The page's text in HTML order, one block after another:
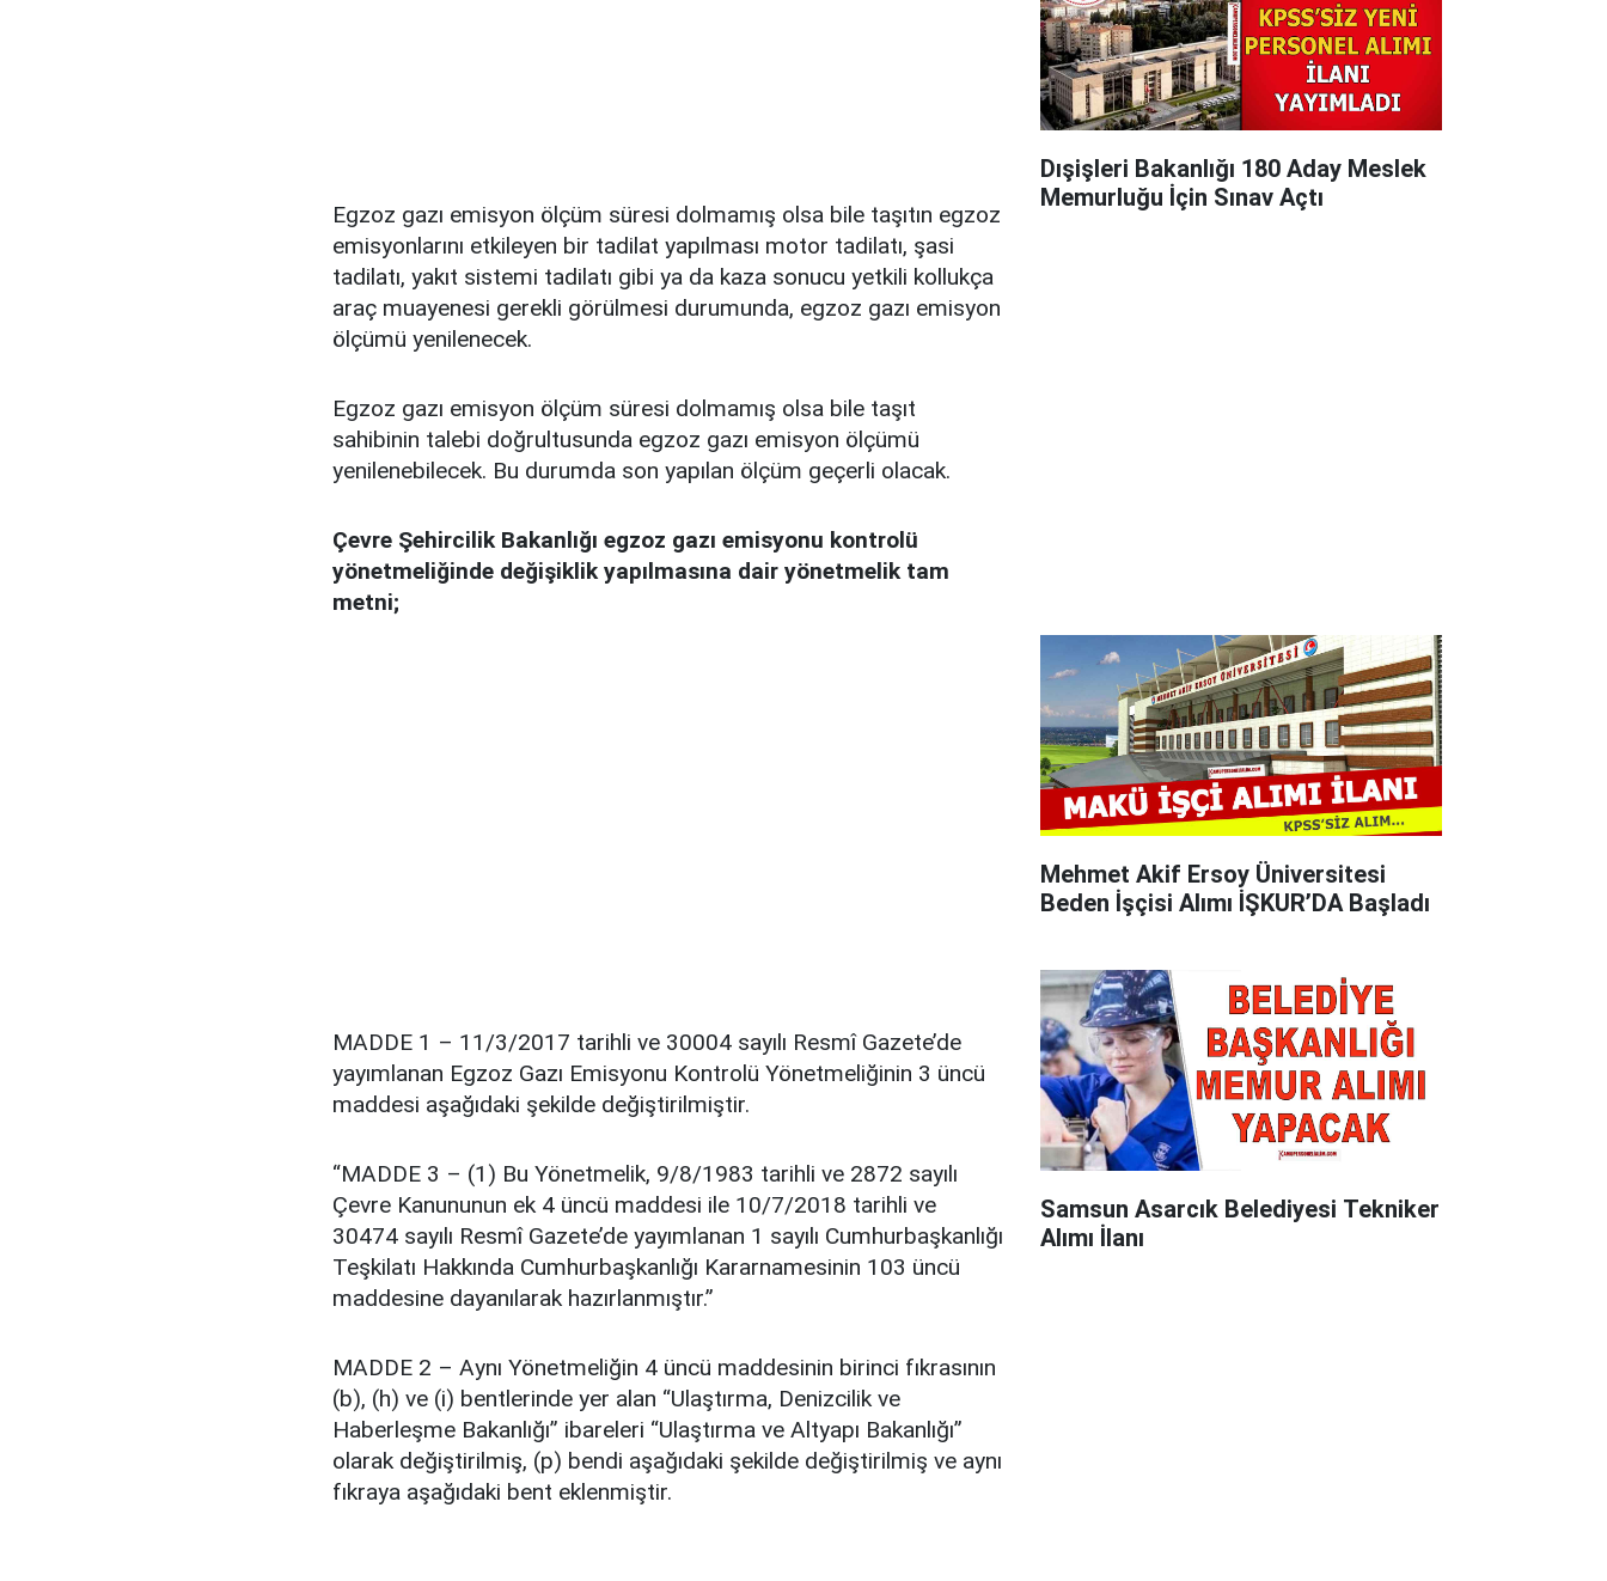
Egzoz gazı emisyon ölçüm süresi dolmamış olsa bile taşıtın egzoz
emisyonlarını etkileyen bir tadilat yapılması motor tadilatı, şasi
tadilatı, yakıt sistemi tadilatı gibi ya da kaza sonucu yetkili kollukça
araç muayenesi gerekli görülmesi durumunda, egzoz gazı emisyon
ölçümü yenilenecek.
Egzoz gazı emisyon ölçüm süresi dolmamış olsa bile taşıt
sahibinin talebi doğrultusunda egzoz gazı emisyon ölçümü
yenilenebilecek. Bu durumda son yapılan ölçüm geçerli olacak.
Çevre Şehircilik Bakanlığı egzoz gazı emisyonu kontrolü
yönetmeliğinde değişiklik yapılmasına dair yönetmelik tam
metni;
MADDE 1 – 11/3/2017 tarihli ve 30004 sayılı Resmî Gazete’de
yayımlanan Egzoz Gazı Emisyonu Kontrolü Yönetmeliğinin 3 üncü
maddesi aşağıdaki şekilde değiştirilmiştir.
“MADDE 3 – (1) Bu Yönetmelik, 9/8/1983 tarihli ve 2872 sayılı
Çevre Kanununun ek 4 üncü maddesi ile 10/7/2018 tarihli ve
30474 sayılı Resmî Gazete’de yayımlanan 1 sayılı Cumhurbaşkanlığı
Teşkilatı Hakkında Cumhurbaşkanlığı Kararnamesinin 103 üncü
maddesine dayanılarak hazırlanmıştır.”
MADDE 2 – Aynı Yönetmeliğin 4 üncü maddesinin birinci fıkrasının
(b), (h) ve (i) bentlerinde yer alan “Ulaştırma, Denizcilik ve
Haberleşme Bakanlığı” ibareleri “Ulaştırma ve Altyapı Bakanlığı”
olarak değiştirilmiş, (p) bendi aşağıdaki şekilde değiştirilmiş ve aynı
fıkraya aşağıdaki bent eklenmiştir.
Dışişleri Bakanlığı 180 Aday Meslek
Memurluğu İçin Sınav Açtı
Mehmet Akif Ersoy Üniversitesi
Beden İşçisi Alımı İŞKUR’DA Başladı
Samsun Asarcık Belediyesi Tekniker
Alımı İlanı